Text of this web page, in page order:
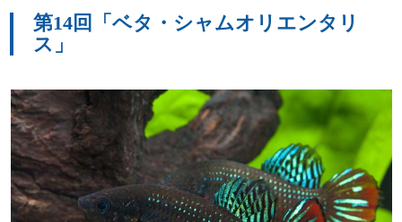
第14回「ベタ・シャムオリエンタリ
ス」